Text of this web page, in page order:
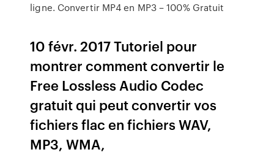
ligne. Convertir MP4 en MP3 – 100% Gratuit
10 févr. 2017 Tutoriel pour
montrer comment convertir le
Free Lossless Audio Codec
gratuit qui peut convertir vos
fichiers flac en fichiers WAV,
MP3, WMA,